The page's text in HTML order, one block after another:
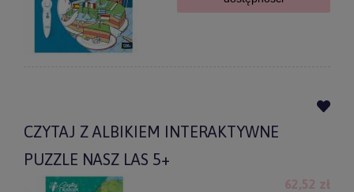
CZYTAJ Z ALBIKIEM INTERAKTYWNE
PUZZLE NASZ LAS 5+
62,52 zł